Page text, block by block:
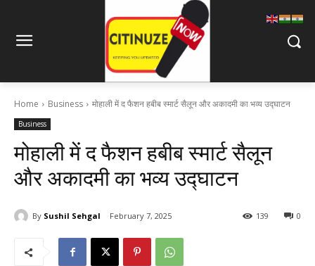
Home Business मोहाली में द फैशन हबीब स्मार्ट सैलून और अकादमी का भव्य उद्घाटन
Business
मोहाली में द फैशन हबीब स्मार्ट सैलून
और अकादमी का भव्य उद्घाटन
By Sushil Sehgal February 7, 2025 0
139